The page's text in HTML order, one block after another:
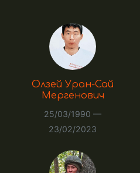
Олзей Уран-Сай
Мергенович
25/03/1990 —
23/02/2023